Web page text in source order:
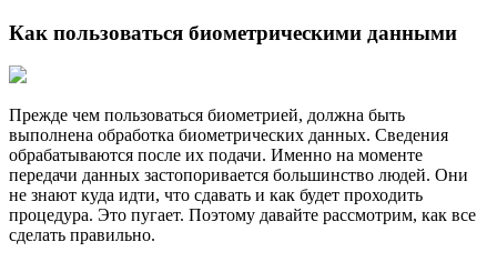
Как пользоваться биометрическими данными
Прежде чем пользоваться биометрией, должна быть
выполнена обработка биометрических данных. Сведения
обрабатываются после их подачи. Именно на моменте
передачи данных застопоривается большинство людей. Они
не знают куда идти, что сдавать и как будет проходить
процедура. Это пугает. Поэтому давайте рассмотрим, как все
сделать правильно.